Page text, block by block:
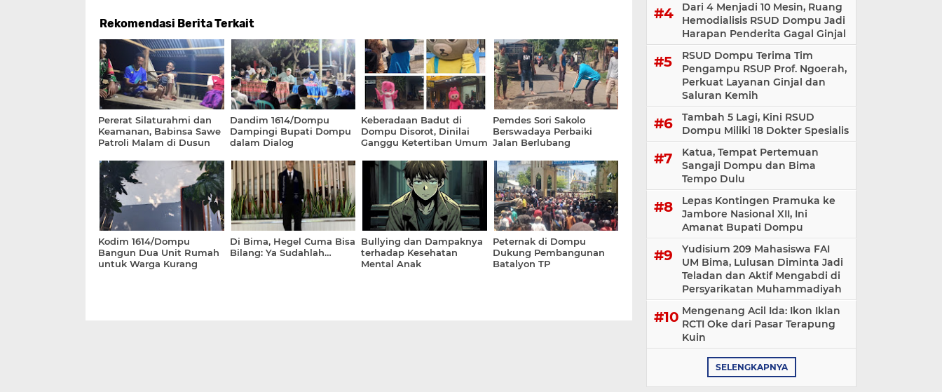
Rekomendasi Berita Terkait
Pererat Silaturahmi dan
Keamanan, Babinsa Sawe
Patroli Malam di Dusun
Dandim 1614/Dompu
Dampingi Bupati Dompu
dalam Dialog
Kecamatan Pekat
Keberadaan Badut di
Dompu Disorot, Dinilai
Ganggu Ketertiban Umum
Pemdes Sori Sakolo
Berswadaya Perbaiki
Jalan Berlubang
Kodim 1614/Dompu
Bangun Dua Unit Rumah
untuk Warga Kurang
Di Bima, Hegel Cuma Bisa
Bilang: Ya Sudahlah…
Bullying dan Dampaknya
terhadap Kesehatan
Mental Anak
Peternak di Dompu
Dukung Pembangunan
Batalyon TP
Dari 4 Menjadi 10 Mesin, Ruang
Hemodialisis RSUD Dompu Jadi
Harapan Penderita Gagal Ginjal
RSUD Dompu Terima Tim
Pengampu RSUP Prof. Ngoerah,
Perkuat Layanan Ginjal dan
Saluran Kemih
Tambah 5 Lagi, Kini RSUD
Dompu Miliki 18 Dokter Spesialis
Katua, Tempat Pertemuan
Sangaji Dompu dan Bima
Tempo Dulu
Lepas Kontingen Pramuka ke
Jambore Nasional XII, Ini
Amanat Bupati Dompu
Yudisium 209 Mahasiswa FAI
UM Bima, Lulusan Diminta Jadi
Teladan dan Aktif Mengabdi di
Persyarikatan Muhammadiyah
Mengenang Acil Ida: Ikon Iklan
RCTI Oke dari Pasar Terapung
Kuin
SELENGKAPNYA